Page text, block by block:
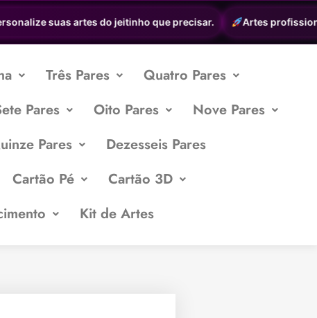
suas artes do jeitinho que precisar. Artes
Três Pares
Quatro Pares
Pares Oito Pares
Nove Pares
Pares
Dezesseis Pares
Cartão Pé
Cartão 3D
Kit de Artes